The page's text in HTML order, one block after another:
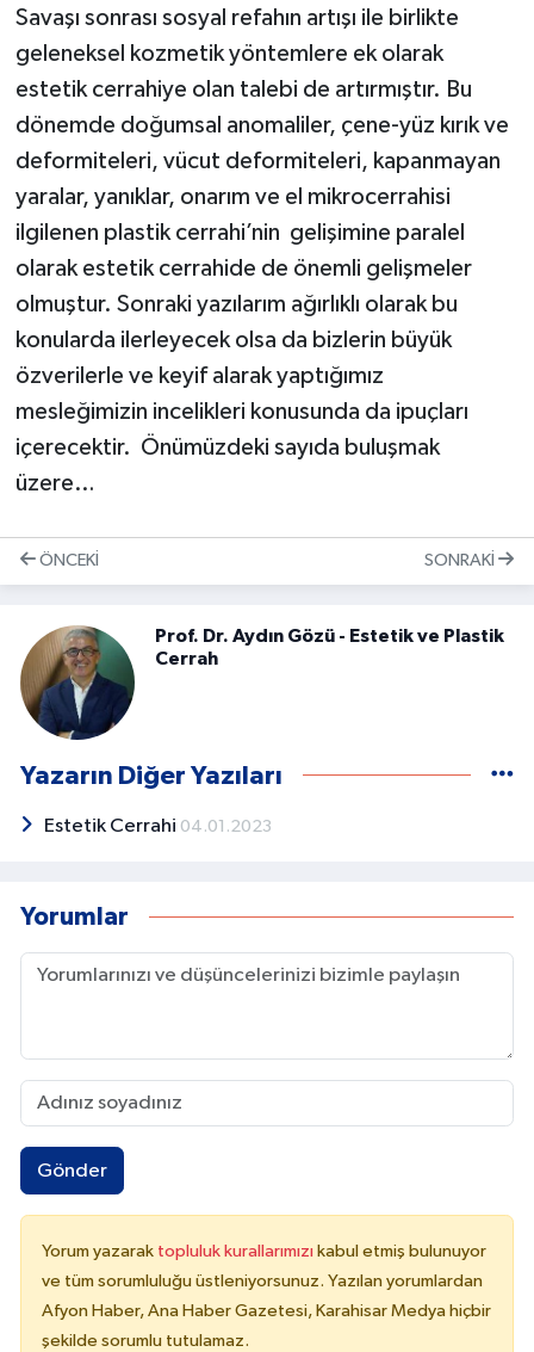
Savaşı sonrası sosyal refahın artışı ile birlikte
geleneksel kozmetik yöntemlere ek olarak
estetik cerrahiye olan talebi de artırmıştır. Bu
dönemde doğumsal anomaliler, çene-yüz kırık ve
deformiteleri, vücut deformiteleri, kapanmayan
yaralar, yanıklar, onarım ve el mikrocerrahisi
ilgilenen plastik cerrahi’nin gelişimine paralel
olarak estetik cerrahide de önemli gelişmeler
olmuştur. Sonraki yazılarım ağırlıklı olarak bu
konularda ilerleyecek olsa da bizlerin büyük
özverilerle ve keyif alarak yaptığımız
mesleğimizin incelikleri konusunda da ipuçları
içerecektir. Önümüzdeki sayıda buluşmak
üzere…
ÖNCEKI SONRAKI
Prof. Dr. Aydın Gözü - Estetik ve Plastik
Cerrah
Yazarın Diğer Yazıları
Estetik Cerrahi 04.01.2023
Yorumlar
Gönder
Yorum yazarak topluluk kurallarımızı kabul etmiş bulunuyor
ve tüm sorumluluğu üstleniyorsunuz. Yazılan yorumlardan
Afyon Haber, Ana Haber Gazetesi, Karahisar Medya hiçbir
şekilde sorumlu tutulamaz.